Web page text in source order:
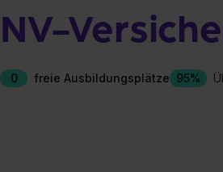
NV-
0 freie Ausbildungsplätze 95%